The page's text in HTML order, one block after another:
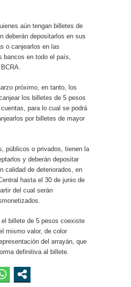
aún tengan billetes de
deberán depositarlos en sus
o canjearlos en las
bancos en todo el país,
próximo, en tanto, los
los billetes de 5 pesos
para lo cual se podrá
por billetes de mayor
públicos o privados, tienen la
y deberán depositar
calidad de deteriorados, en
hasta el 30 de junio de
del cual serán
billete de 5 pesos coexiste
mismo valor, de color
del arrayán, que
definitiva al billete.